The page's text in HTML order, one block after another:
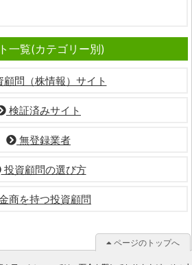
一覧(カテゴリー別)
問（株情報）サイト
検証済みサイト
無登録業者
投資顧問の選び方
商を持つ投資顧問
ページのトップへ